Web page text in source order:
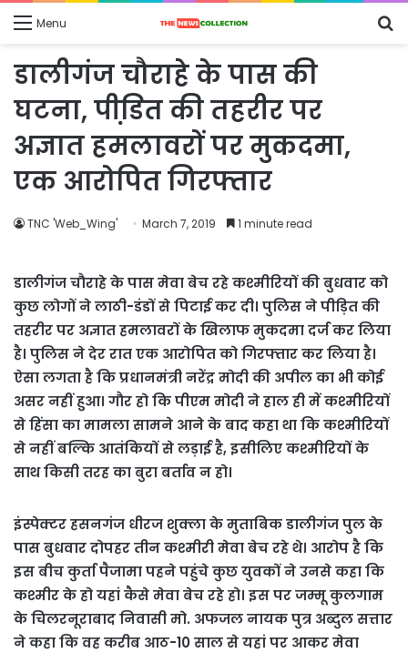
Menu
डालीगंज चौराहे के पास की
घटना, पीडि़त की तहरीर पर
अज्ञात हमलावरों पर मुकदमा,
एक आरोपित गिरफ्तार
TNC 'Web_Wing' March 7, 2019 1 minute read
डालीगंज चौराहे के पास मेवा बेच रहे कश्मीरियों की बुधवार को
कुछ लोगों ने लाठी-डंडों से पिटाई कर दी। पुलिस ने पीड़ित की
तहरीर पर अज्ञात हमलावरों के खिलाफ मुकदमा दर्ज कर लिया
है। पुलिस ने देर रात एक आरोपित को गिरफ्तार कर लिया है।
ऐसा लगता है कि प्रधानमंत्री नरेंद्र मोदी की अपील का भी कोई
असर नहीं हुआ। गौर हो कि पीएम मोदी ने हाल ही में कश्मीरियों
से हिंसा का मामला सामने आने के बाद कहा था कि कश्मीरियों
से नहीं बल्कि आतंकियों से लड़ाई है, इसीलिए कश्मीरियों के
साथ किसी तरह का बुरा बर्ताव न हो।
इंस्पेक्टर हसनगंज धीरज शुक्ला के मुताबिक डालीगंज पुल के
पास बुधवार दोपहर तीन कश्मीरी मेवा बेच रहे थे। आरोप है कि
इस बीच कुर्ता पैजामा पहने पहुंचे कुछ युवकों ने उनसे कहा कि
कश्मीर के हो यहां कैसे मेवा बेच रहे हो। इस पर जम्मू कुलगाम
के चिलरनूराबाद निवासी मो. अफजल नायक पुत्र अब्दुल सत्तार
ने कहा कि वह करीब आठ-10 साल से यहां पर आकर मेवा